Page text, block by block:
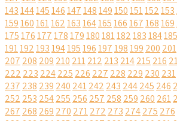
143144145146147148149150151152153
159160161162163164165166167168169
175176177178179180181182183184185
191192193194195196197198199 200 201
207 208 209 210 211212 213 214215 216
222 223 224225 226 227 228 229 230 231
237 238 239 240 241242 243 244245 246
252 253 254255 256 257 258 259 260 261
267 268 269 270 271272 273 274275 276